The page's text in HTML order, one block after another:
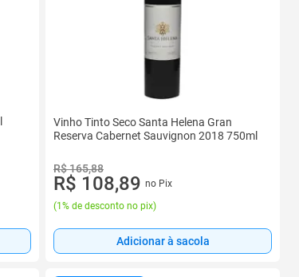
Vinho Tinto Seco Santa Helena Gran
Reserva Cabernet Sauvignon 2018 750ml
R$ 165,88
R$ 108,89 no Pix
(1% de desconto no pix)
Adicionar à sacola